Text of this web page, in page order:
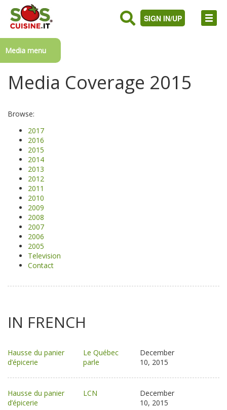
SIGN IN/UP
Media menu
Media Coverage 2015
Browse:
2017
2016
2015
2014
2013
2012
2011
2010
2009
2008
2007
2006
2005
Television
Contact
IN FRENCH
Hausse du panier
d’épicerie
Le Québec
parle
December
10, 2015
Hausse du panier
d’épicerie
LCN
December
10, 2015